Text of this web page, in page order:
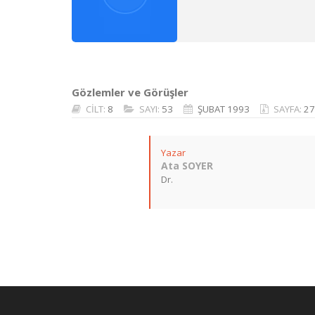
Gözlemler ve Görüşler
CİLT: 8 SAYI: 53 ŞUBAT 1993 SAYFA:
Yazar
Ata SOYER
Dr.